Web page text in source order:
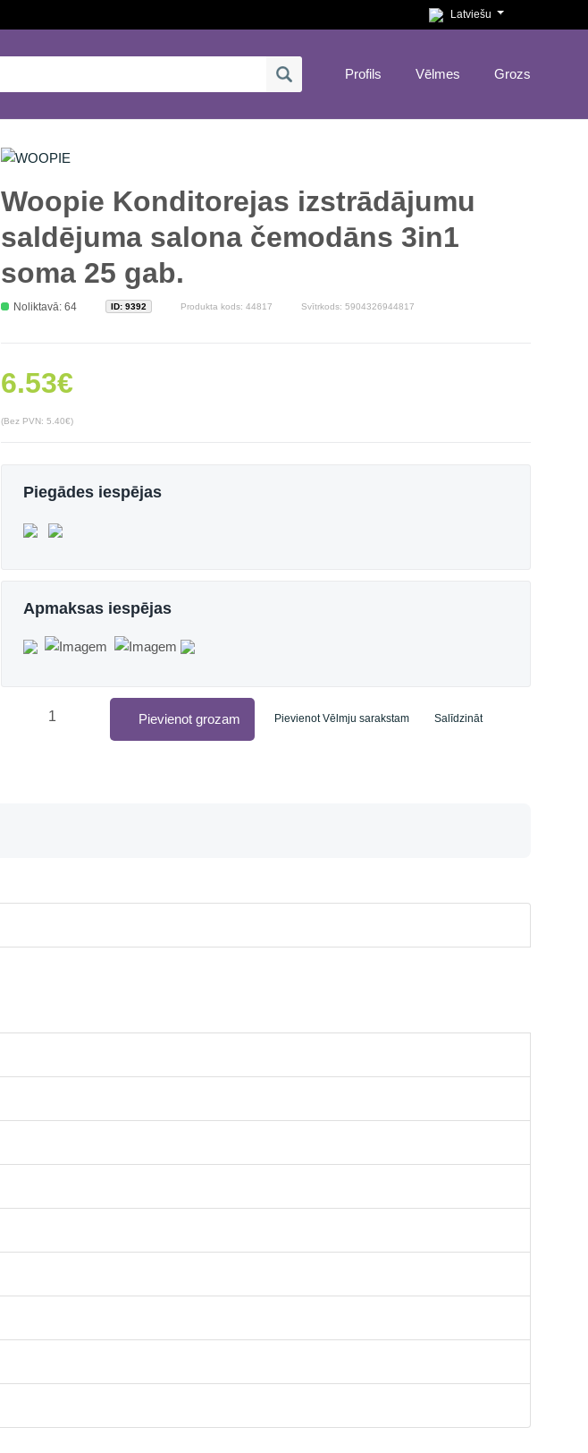
Latviešu
Profils Vēlmes Grozs
Woopie Konditorejas izstrādājumu
saldējuma salona čemodāns 3in1
soma 25 gab.
Noliktavā: 64 ID: 9392 Produkta kods: 44817 Svītrkods: 5904326944817
6.53€
(Bez PVN: 5.40€)
Piegādes iespējas
Apmaksas iespējas
Pievienot grozam Pievienot Vēlmju sarakstam Salīdzināt